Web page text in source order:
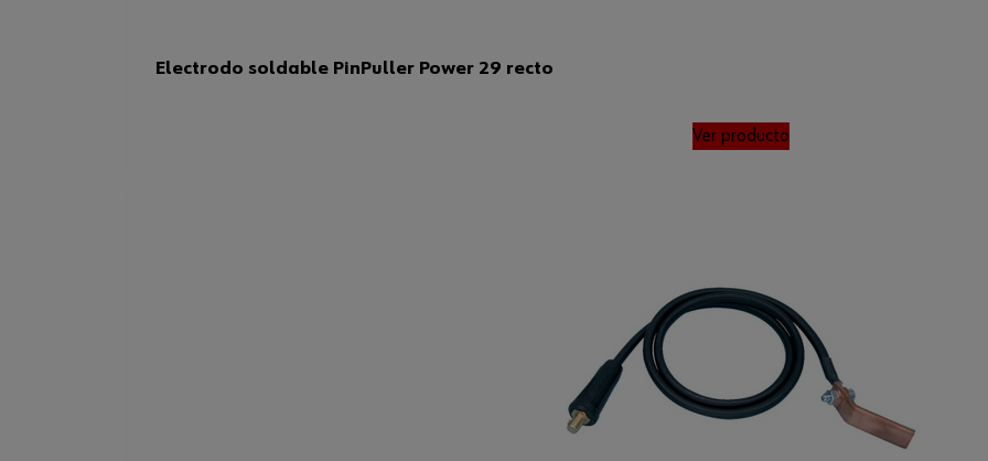
Electrodo soldable PinPuller Power 29 recto
Ver producto